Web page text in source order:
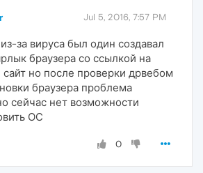
Jul 5, 2016, 7:57 PM
за вируса был один создавал
браузера со ссылкой на
но после проверки дрвебом
браузера проблема
сейчас нет возможности
ОС
0